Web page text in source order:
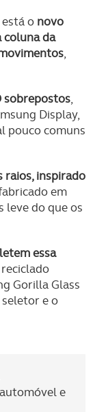
o novo
coluna da
,
sobrepostos,
Display,
pouco comuns
raios, inspirado
em
leve do que os
essa
Gorilla Glass
e o
e